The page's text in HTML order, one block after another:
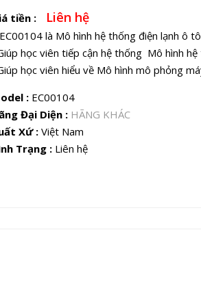
tiền : Liên hệ
là Mô hình hệ thống điện lạnh ô
học viên tiếp cận hệ thống Mô hình
học viên hiểu về Mô hình mô phỏng
:EC00104
Đại Diện : HÃNG KHÁC
Xứ :Việt Nam
Trạng :Liên hệ